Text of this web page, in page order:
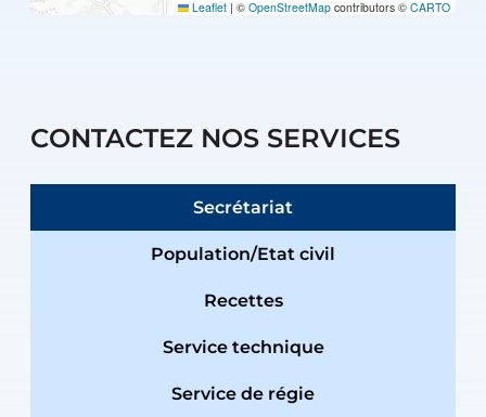
Leaflet | © OpenStreetMap contributors © CARTO
CONTACTEZ NOS SERVICES
Secrétariat
Population/Etat civil
Recettes
Service technique
Service de régie